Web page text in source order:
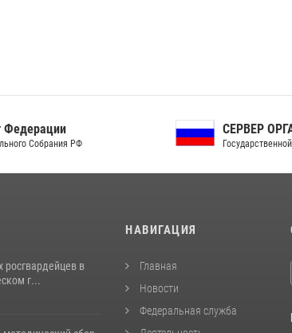
РФ
СЕРВЕР ОРГАНОВ
Государственной власти РФ
росгвардейцев в
г...
НАВИГАЦИЯ
Главная
Новости
Федеральная служба